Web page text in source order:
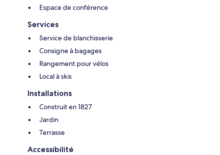
Espace de conférence
Services
Service de blanchisserie
Consigne à bagages
Rangement pour vélos
Local à skis
Installations
Construit en 1827
Jardin
Terrasse
Accessibilité